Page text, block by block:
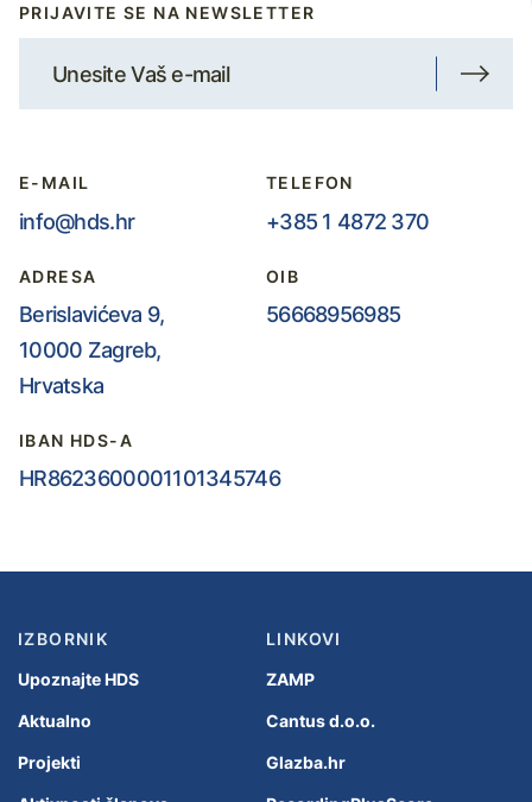
PRIJAVITE SE NA NEWSLETTER
E-MAIL
info@hds.hr
TELEFON
+385 1 4872 370
ADRESA
Berislavićeva 9,
10000 Zagreb,
Hrvatska
OIB
56668956985
IBAN HDS-A
HR8623600001101345746
IZBORNIK
Upoznajte HDS
Aktualno
Projekti
LINKOVI
ZAMP
Cantus d.o.o.
Glazba.hr